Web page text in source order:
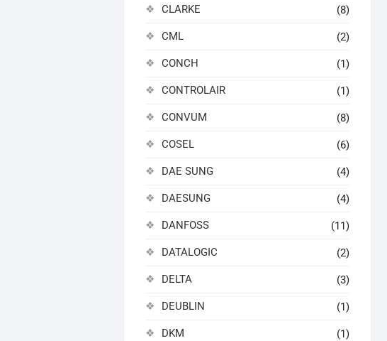
CLARKE (8)
CML (2)
CONCH (1)
CONTROLAIR (1)
CONVUM (8)
COSEL (6)
DAE SUNG (4)
DAESUNG (4)
DANFOSS (11)
DATALOGIC (2)
DELTA (3)
DEUBLIN (1)
DKM (1)